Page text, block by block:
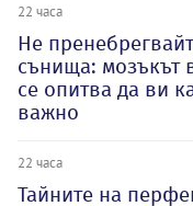
22 часа
Не
сънища: мозъкът
се опитва да ви
важно
22 часа
Тайните на